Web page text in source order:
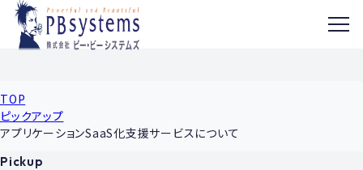
TOP
ピックアップ
アプリケーションSaaS化支援サービスについて
Pickup